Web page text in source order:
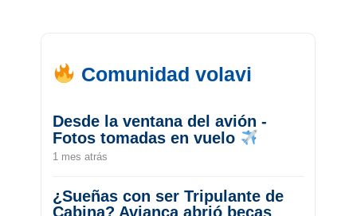
Comunidad volavi
Desde la ventana del avión -
Fotos tomadas en vuelo
1 mes atrás
¿Sueñas con ser Tripulante de
Cabina? Avianca abrió becas